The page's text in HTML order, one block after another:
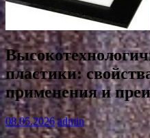
пластики:
применения и
08.05.2026 admin